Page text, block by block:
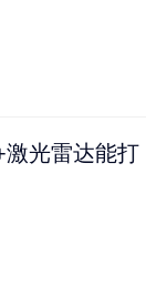
光雷达能打